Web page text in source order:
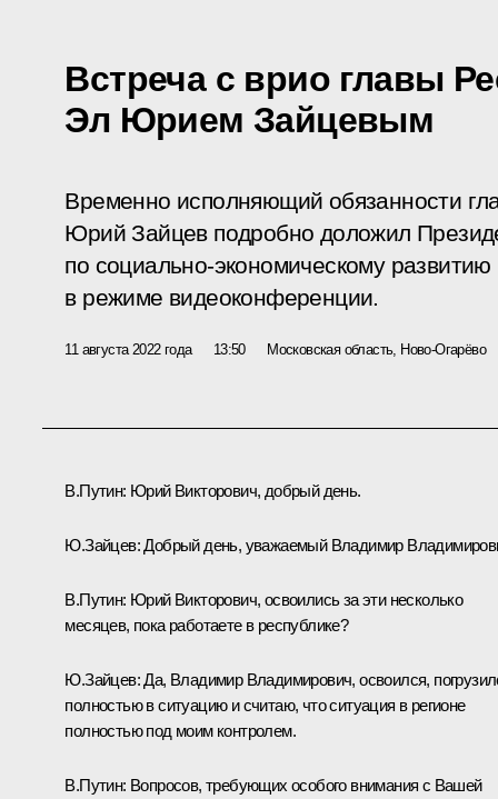
Встреча с врио главы
Эл Юрием Зайцевым
Временно исполняющий обязанности
Юрий Зайцев подробно доложил
по социально-экономическому
в режиме видеоконференции.
11 августа 2022 года 13:50 Московская область, Ново-Огарёво
В.Путин: Юрий Викторович, добрый день.
Ю.Зайцев:Добрый день, уважаемый Владимир
В.Путин: Юрий Викторович, освоились за эти несколько
месяцев, пока работаете в республике?
Ю.Зайцев:Да, Владимир Владимирович, освоился,
полностью в ситуацию и считаю, что ситуация в регионе
полностью под моим контролем.
В.Путин: Вопросов, требующих особого внимания с Вашей